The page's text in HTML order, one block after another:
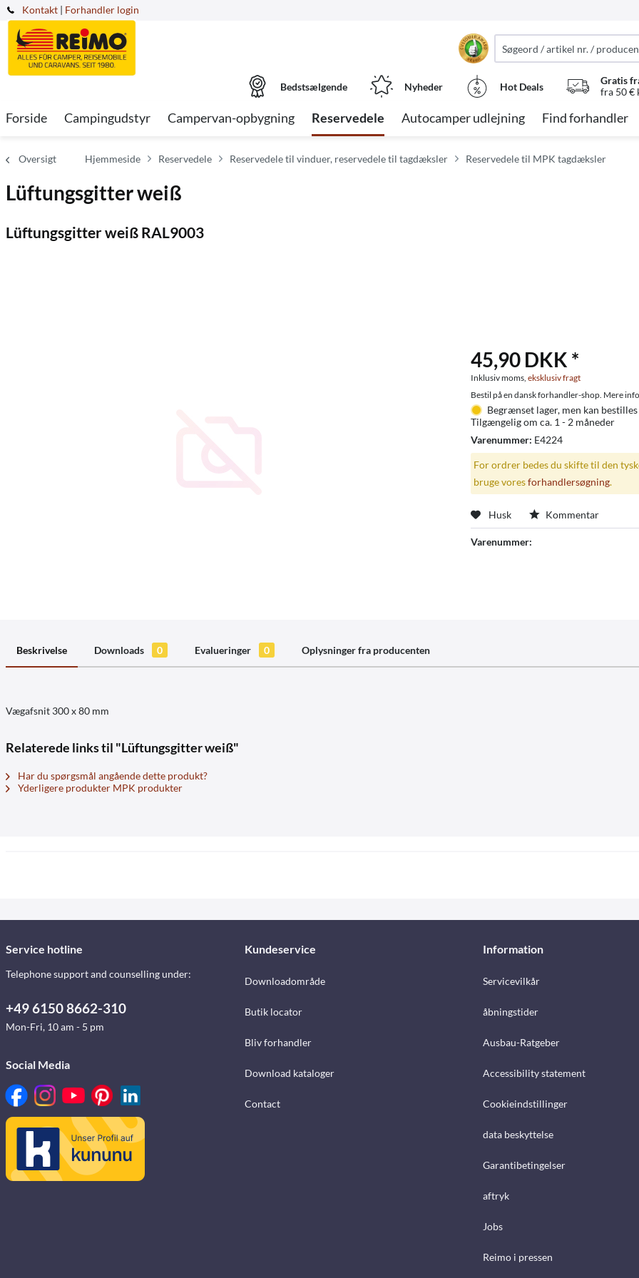
Kontakt | Forhandler login
Bedstsælgende Nyheder Hot Deals
Gratis
fra 50 €
Forside Campingudstyr Campervan-opbygning Reservedele Autocamper udlejning Find forhandler
Oversigt Hjemmeside Reservedele Reservedele til vinduer, reservedele til tagdæksler Reservedele til MPK tagdæksler
Lüftungsgitter weiß
Lüftungsgitter weiß RAL9003
45,90 DKK *
Inklusiv moms, eksklusiv fragt
Bestil på en dansk forhandler-shop. Mere
Begrænset lager, men kan bestilles
Tilgængelig om ca. 1 - 2 måneder
Varenummer: E4224
For ordrer bedes du skifte til den
bruge voresforhandlersøgning.
Husk Kommentar
Varenummer:
Beskrivelse Downloads 0 Evalueringer 0 Oplysninger fra producenten
Vægafsnit 300 x 80 mm
Relaterede links til "Lüftungsgitter weiß"
Har du spørgsmål angående dette produkt?
Yderligere produkter MPK produkter
Service hotline
Telephone support and counselling under:
+49 6150 8662-310
Mon-Fri, 10 am - 5 pm
Social Media
Kundeservice
Downloadområde
Butik locator
Bliv forhandler
Download kataloger
Contact
Information
Servicevilkår
åbningstider
Ausbau-Ratgeber
Accessibility statement
Cookieindstillinger
data beskyttelse
Garantibetingelser
aftryk
Jobs
Reimo i pressen